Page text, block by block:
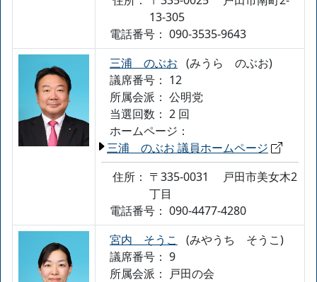
13‐305
電話番号： 090-3535-9643
三浦 のぶお (みうら のぶお)
議席番号： 12
所属会派： 公明党
当選回数： 2 回
ホームページ：
三浦 のぶお 議員ホームページ
住所： 〒335-0031
戸田市美女木2
丁目
電話番号： 090-4477-4280
宮内 そうこ
(みやうち そうこ)
議席番号： 9
所属会派：
戸田の会